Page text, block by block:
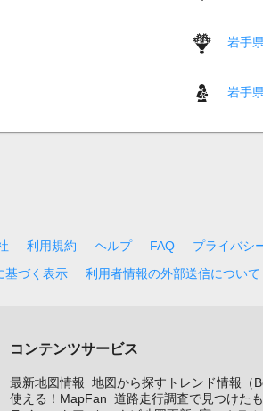
岩手
岩手
利用規約 ヘルプ FAQ プライバシ
基づく表示 利用者情報の外部送信について
コンテンツサービス
最新地図情報 地図から探すトレンド情報（
使える！MapFan 道路走行調査で見つけた